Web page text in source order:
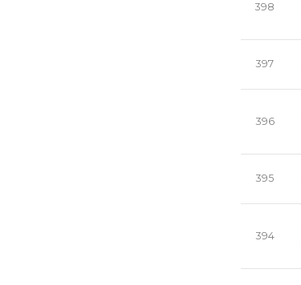
398
397
396
395
394